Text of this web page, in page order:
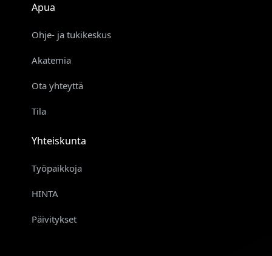
Apua
Ohje- ja tukikeskus
Akatemia
Ota yhteyttä
Tila
Yhteiskunta
Työpaikkoja
HINTA
Päivitykset